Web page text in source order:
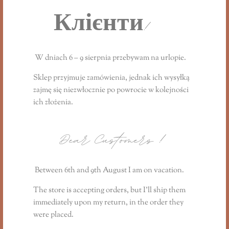
Lilly's for Him - натуральний догляд
Попередження від GPS:
Мета:Цей продукт призначений лише
та шкірі обличчя.
Перед першим використанням
рекомендується провести тест на
з'являється подразнення або алергічна
реакція, негайно припиніть
Клієнти!
W dniach 6 – 9 sierpnia przebywam na urlopie.
Sklep przyjmuje zamówienia, jednak ich wysyłką
zajmę się niezwłoczniepo powrociew kolejności
ich złożenia.
Dear Customers!
Between 6th and 9th August I am on vacation.
The store is accepting orders, but I’ll ship them
immediately upon my return, in the order they
were placed.